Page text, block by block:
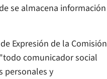
se almacena información
Expresión de la Comisión
comunicador social
personales y